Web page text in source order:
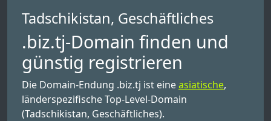
Tadschikistan, Geschäftliches
.biz.tj-Domain finden und
günstig registrieren
Die Domain-Endung .biz.tj ist eineasiatische,
länderspezifische Top-Level-Domain
(Tadschikistan, Geschäftliches).